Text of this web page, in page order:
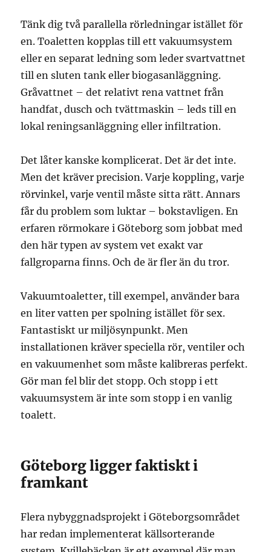
Tänk dig två parallella rörledningar istället för
en. Toaletten kopplas till ett vakuumsystem
eller en separat ledning som leder svartvattnet
till en sluten tank eller biogasanläggning.
Gråvattnet – det relativt rena vattnet från
handfat, dusch och tvättmaskin – leds till en
lokal reningsanläggning eller infiltration.
Det låter kanske komplicerat. Det är det inte.
Men det kräver precision. Varje koppling, varje
rörvinkel, varje ventil måste sitta rätt. Annars
får du problem som luktar – bokstavligen. En
erfaren rörmokare i Göteborg som jobbat med
den här typen av system vet exakt var
fallgroparna finns. Och de är fler än du tror.
Vakuumtoaletter, till exempel, använder bara
en liter vatten per spolning istället för sex.
Fantastiskt ur miljösynpunkt. Men
installationen kräver speciella rör, ventiler och
en vakuumenhet som måste kalibreras perfekt.
Gör man fel blir det stopp. Och stopp i ett
vakuumsystem är inte som stopp i en vanlig
toalett.
Göteborg ligger faktiskt i
framkant
Flera nybyggnadsprojekt i Göteborgsområdet
har redan implementerat källsorterande